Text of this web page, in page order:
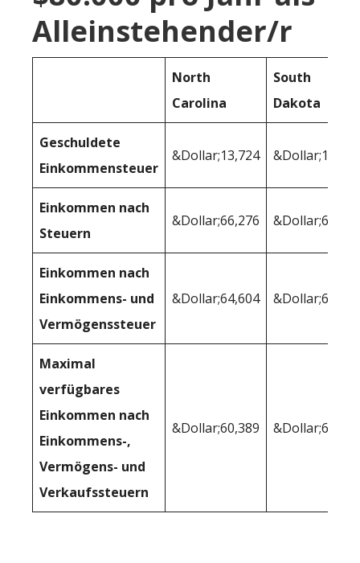
Alleinstehender/r
North
Carolina
South
Dakota
Geschuldete
Einkommensteuer
&Dollar;13,724 &Dollar;10,368
Einkommen nach
Steuern
&Dollar;66,276 &Dollar;69,632
Einkommen nach
Einkommens- und
Vermögenssteuer
&Dollar;64,604 &Dollar;66,575
Maximal
verfügbares
Einkommen nach
Einkommens-,
Vermögens- und
Verkaufssteuern
&Dollar;60,389 &Dollar;62,570